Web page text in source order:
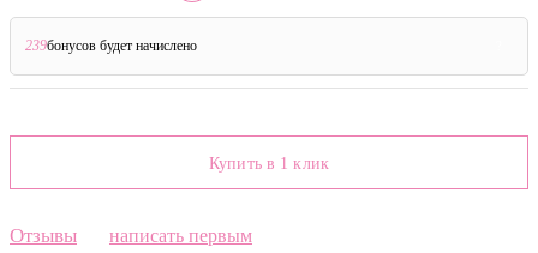
239бонусов будет начислено
Купить в 1 клик
Отзывы написать первым